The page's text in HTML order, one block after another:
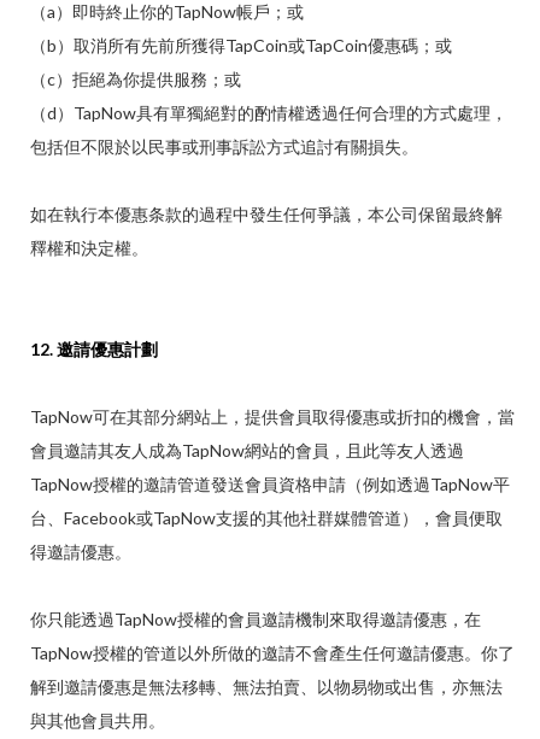
（a）即時終止你的TapNow帳戶；或
（b）取消所有先前所獲得TapCoin或TapCoin優惠碼；或
（c）拒絕為你提供服務；或
（d）TapNow具有單獨絕對的酌情權透過任何合理的方式處理，
包括但不限於以民事或刑事訴訟方式追討有關損失。
如在執行本優惠条款的過程中發生任何爭議，本公司保留最終解
釋權和決定權。
12. 邀請優惠計劃
TapNow可在其部分網站上，提供會員取得優惠或折扣的機會，當
會員邀請其友人成為TapNow網站的會員，且此等友人透過
TapNow授權的邀請管道發送會員資格申請（例如透過TapNow平
台、Facebook或TapNow支援的其他社群媒體管道），會員便取
得邀請優惠。
你只能透過TapNow授權的會員邀請機制來取得邀請優惠，在
TapNow授權的管道以外所做的邀請不會產生任何邀請優惠。你了
解到邀請優惠是無法移轉、無法拍賣、以物易物或出售，亦無法
與其他會員共用。